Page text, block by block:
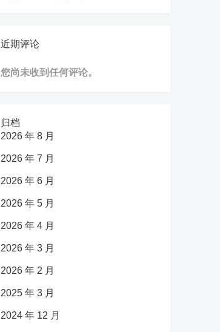
近期评论
您尚未收到任何评论。
归档
2026 年 8 月
2026 年 7 月
2026 年 6 月
2026 年 5 月
2026 年 4 月
2026 年 3 月
2026 年 2 月
2025 年 3 月
2024 年 12 月